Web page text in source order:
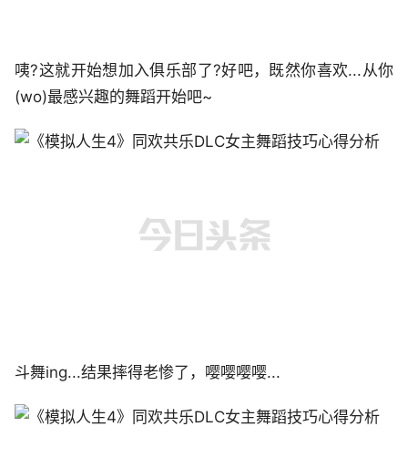
咦?这就开始想加入俱乐部了?好吧，既然你喜欢...从你
(wo)最感兴趣的舞蹈开始吧~
斗舞ing...结果摔得老惨了，嘤嘤嘤嘤...